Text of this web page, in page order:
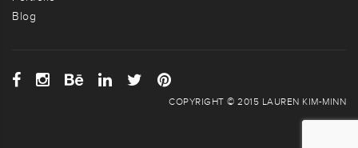
Blog
COPYRIGHT © 2015 LAUREN KIM-MINN